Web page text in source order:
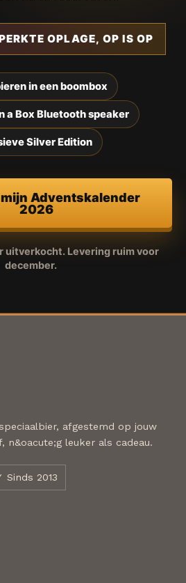
OPLAGE, OP IS OP
in een boombox
a Box Bluetooth speaker
Silver Edition
Adventskalender
2026
uitverkocht. Levering ruim voor
december.
afgestemd op jouw
n&oacute;g leuker als cadeau.
Sinds 2013